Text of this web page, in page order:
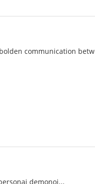
communication
demonoj...